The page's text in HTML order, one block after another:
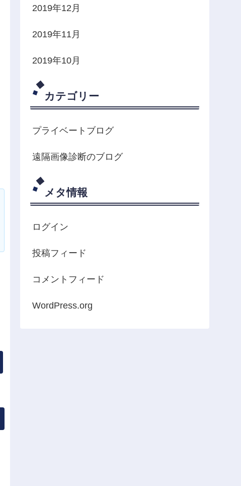
2019年12月
2019年11月
2019年10月
カテゴリー
プライベートブログ
遠隔画像診断のブログ
メタ情報
ログイン
投稿フィード
コメントフィード
WordPress.org